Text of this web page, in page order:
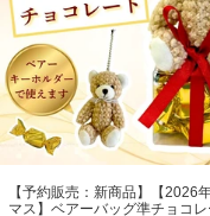
【予約販売：新商品】【2026
マス】ベアーバッグ準チョコレ